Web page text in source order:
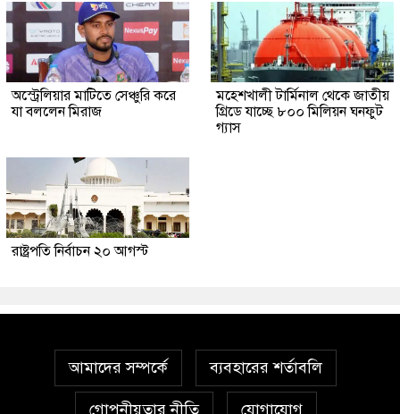
অস্ট্রেলিয়ার মাটিতে সেঞ্চুরি করে
যা বললেন মিরাজ
মহেশখালী টার্মিনাল থেকে জাতীয়
গ্রিডে যাচ্ছে ৮০০ মিলিয়ন ঘনফুট
গ্যাস
রাষ্ট্রপতি নির্বাচন ২০ আগস্ট
আমাদের সম্পর্কে ব্যবহারের শর্তাবলি
গোপনীয়তার নীতি যোগাযোগ